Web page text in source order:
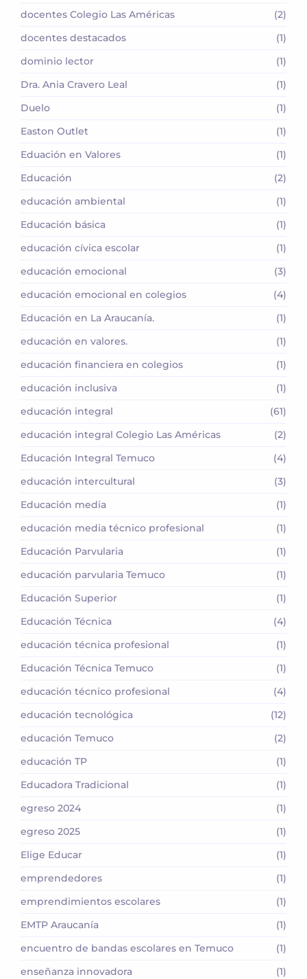
docentes Colegio Las Américas
(2)
docentes destacados
(1)
dominio lector
(1)
Dra. Ania Cravero Leal
(1)
Duelo
(1)
Easton Outlet
(1)
Eduación en Valores
(1)
Educación
(2)
educación ambiental
(1)
Educación básica
(1)
educación cívica escolar
(1)
educación emocional
(3)
educación emocional en colegios
(4)
Educación en La Araucanía.
(1)
educación en valores.
(1)
educación financiera en colegios
(1)
educación inclusiva
(1)
educación integral
(61)
educación integral Colegio Las Américas
(2)
Educación Integral Temuco
(4)
educación intercultural
(3)
Educación media
(1)
educación media técnico profesional
(1)
Educación Parvularia
(1)
educación parvularia Temuco
(1)
Educación Superior
(1)
Educación Técnica
(4)
educación técnica profesional
(1)
Educación Técnica Temuco
(1)
educación técnico profesional
(4)
educación tecnológica
(12)
educación Temuco
(2)
educación TP
(1)
Educadora Tradicional
(1)
egreso 2024
(1)
egreso 2025
(1)
Elige Educar
(1)
emprendedores
(1)
emprendimientos escolares
(1)
EMTP Araucanía
(1)
encuentro de bandas escolares en Temuco
(1)
enseñanza innovadora
(1)